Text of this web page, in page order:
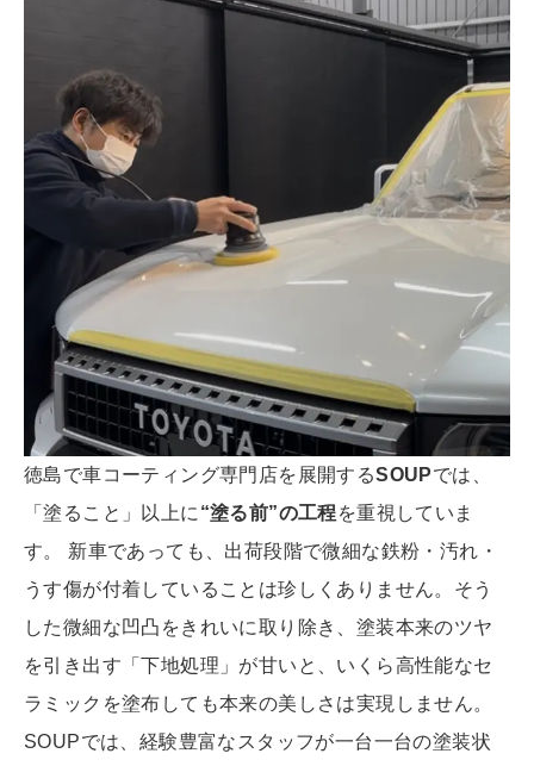
徳島で車コーティング専門店を展開するSOUPでは、
「塗ること」以上に “塗る前”の工程を重視していま
す。 新車であっても、出荷段階で微細な鉄粉・汚れ・
うす傷が付着していることは珍しくありません。そう
した微細な凹凸をきれいに取り除き、塗装本来のツヤ
を引き出す「下地処理」が甘いと、いくら高性能なセ
ラミックを塗布しても本来の美しさは実現しません。
SOUPでは、経験豊富なスタッフが一台一台の塗装状